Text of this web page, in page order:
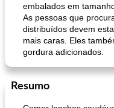
embalados em
As pessoas que
distribuídos devem
mais caras. Eles
gordura adicionados.
Resumo